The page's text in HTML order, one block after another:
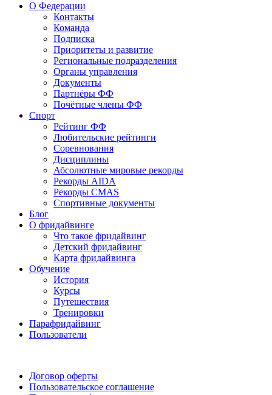
О Федерации
Контакты
Команда
Подписка
Приоритеты и развитие
Региональные подразделения
Органы управления
Документы
Партнёры ФФ
Почётные члены ФФ
Спорт
Рейтинг ФФ
Любительские рейтинги
Соревнования
Дисциплины
Абсолютные мировые рекорды
Рекорды AIDA
Рекорды CMAS
Спортивные документы
Блог
О фридайвинге
Что такое фридайвинг
Детский фридайвинг
Карта фридайвинга
Обучение
История
Курсы
Путешествия
Тренировки
Парафридайвинг
Пользователи
Договор оферты
Пользовательское соглашение